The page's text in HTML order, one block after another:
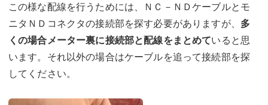
この様な配線を行うためには、ＮＣ－ＮＤケーブルとモ
ニタＮＤコネクタの接続部を探す必要がありますが、 多
くの場合メーター裏に接続部と配線をまとめていると思
います。それ以外の場合はケーブルを追って接続部を探
してください。